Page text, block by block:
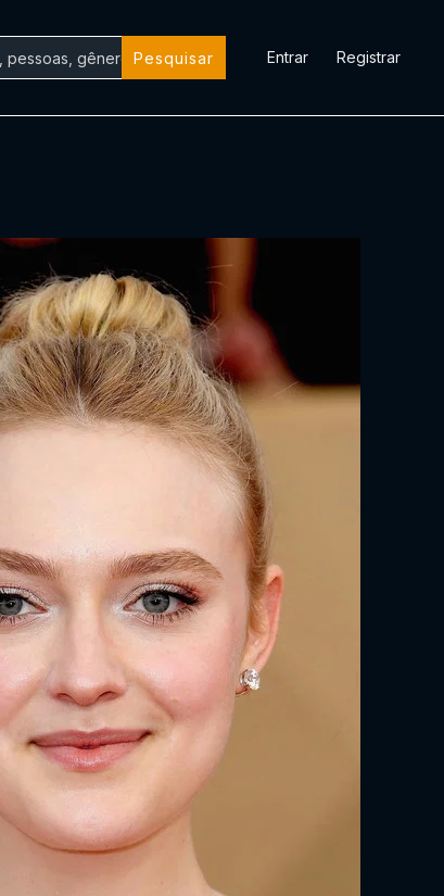
Pesquisar Entrar Registrar